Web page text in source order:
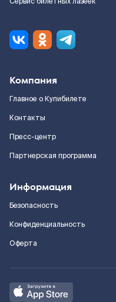
Компания
Главное о Купибилете
Контакты
Пресс-центр
Партнерская программа
Информация
Безопасность
Конфиденциальность
Оферта